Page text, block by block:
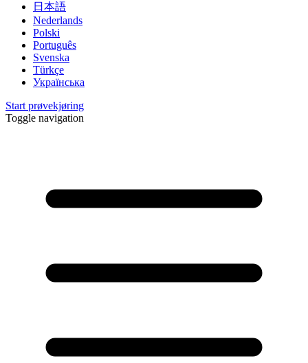
日本語
Nederlands
Polski
Português
Svenska
Türkçe
Українська
Start prøvekjøring
Toggle navigation